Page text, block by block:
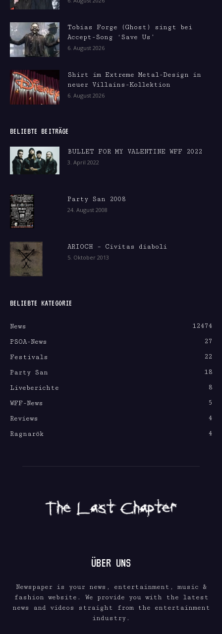
Tobias Forge (Ghost) singt bei
Accept-Song ‘Save Us’
6. August 2026
Shirt im Extreme Metal-Design in
neuer Villains-Kollektion
6. August 2026
BELIEBTE BEITRÄGE
BULLET FOR MY VALENTINE WFF 2022
3. April 2022
Party San 2008
24. August 2008
ARIOCH – Civitas diaboli
5. Oktober 2013
BELIEBTE KATEGORIE
News
12474
PSOA-News
27
Festivals
22
Party San
18
Liveberichte
8
WFF-News
5
Reviews
4
Ragnarök
4
ÜBER UNS
Newspaper is your news, entertainment, music &
fashion website. We provide you with the latest
news and videos straight from the entertainment
industry.